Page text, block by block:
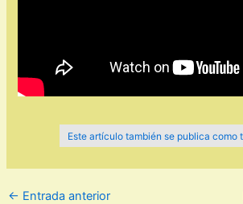
Este artículo también se publica como
← Entrada anterior